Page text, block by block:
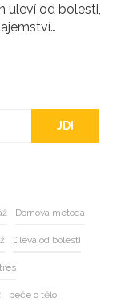
uleví od bolesti,
se
JDI
Dornova metoda
úleva od bolesti
péče o tělo